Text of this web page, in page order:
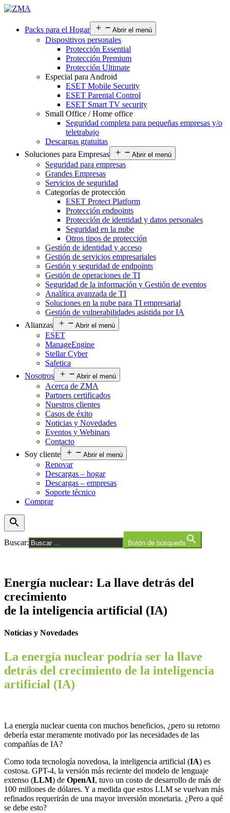
Packs para el Hogar Abrir el menú
Dispositivos personales
Protección Essential
Protección Premium
Protección Ultimate
Especial para Android
ESET Mobile Security
ESET Parental Control
ESET Smart TV security
Small Office / Home office
Seguridad completa para pequeñas empresas y/o
teletrabajo
Descargas gratuitas
Soluciones para Empresas
Abrir el menú
Seguridad para empresas
Grandes Empresas
Servicios de seguridad
Categorías de protección
ESET Protect Platform
Protección endpoints
Protección de identidad y datos personales
Seguridad en la nube
Otros tipos de protección
Gestión de identidad y acceso
Gestión de servicios empresariales
Gestión y seguridad de endpoints
Gestión de operaciones de TI
Seguridad de la información y Gestión de eventos
Analítica avanzada de TI
Soluciones en la nube para TI empresarial
Gestión de vulnerabilidades asistida por IA
Alianzas
Abrir el menú
ESET
ManageEngine
Stellar Cyber
Safetica
Nosotros
Abrir el menú
Acerca de ZMA
Partners certificados
Nuestros clientes
Casos de éxito
Noticias y Novedades
Eventos y Webinars
Contacto
Soy cliente
Abrir el menú
Renovar
Descargas – hogar
Descargas – empresas
Soporte técnico
Comprar
Buscar: Botón de búsqueda
Energía nuclear: La llave detrás del
crecimiento
de la inteligencia artificial (IA)
Noticias y Novedades
La energía nuclear podría ser la llave
detrás del crecimiento de la inteligencia
artificial (IA)
La energía nuclear cuenta con muchos beneficios, ¿pero su retorno
debería estar meramente motivado por las necesidades de las
compañías de IA?
Como toda tecnología novedosa, la inteligencia artificial (IA) es
costosa. GPT-4, la versión más reciente del modelo de lenguaje
extenso (LLM) de OpenAI, tuvo un costo de desarrollo de más de
100 millones de dólares. Y a medida que estos LLM se vuelvan más
refinados requerirán de una mayor inversión monetaria. ¿Pero a qué
se debe esto?